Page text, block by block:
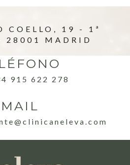
COELLO, 19 - 1ª
28001 MADRID
915 622 278
MAIL